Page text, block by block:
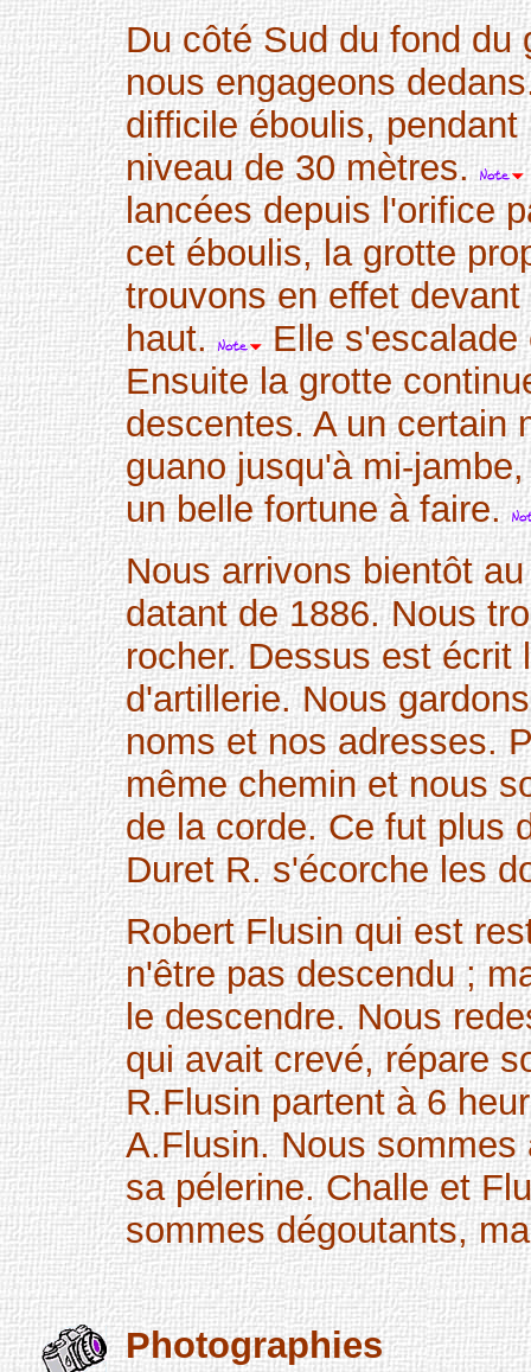
Du côté Sud du fond
nous engageons
difficile éboulis,
niveau de 30 mètres.
lancées depuis l'orifice
cet éboulis, la grotte
trouvons en effet
haut.
Elle
Ensuite la grotte
descentes. A un certain
guano jusqu'à mi-
un belle fortune à faire.
Nous arrivons bientôt
datant de 1886. Nous
rocher. Dessus est écrit
d'artillerie. Nous
noms et nos adresses.
même chemin et nous
de la corde. Ce fut plus
Duret R. s'écorche les
Robert Flusin qui est
n'être pas descendu ;
le descendre. Nous
qui avait crevé, répare
R.Flusin partent à 6
A.Flusin. Nous
sa pélerine. Challe et
sommes dégoutants,
Photographies